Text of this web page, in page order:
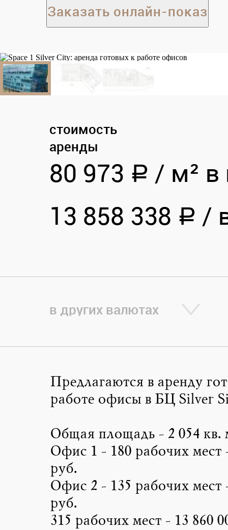
Заказать онлайн-показ
стоимость
аренды
80 973 a / м² в
13 858 338 a /
в других валютах
Предлагаются в аренду
работе офисы в БЦ Silver
Общая площадь - 2 054 кв.
Офис 1 - 180 рабочих мест
руб.
Офис 2 - 135 рабочих мест
руб.
315 рабочих мест - 13 860